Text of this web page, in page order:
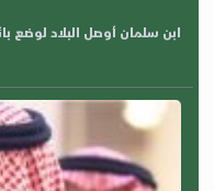
ابن سلمان أوصل البلاد لوضع